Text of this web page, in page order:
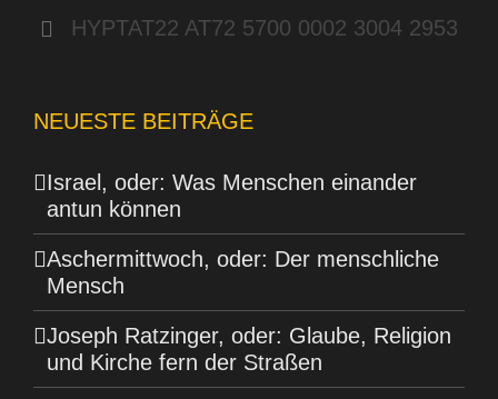
HYPTAT22 AT72 5700 0002 3004 2953
NEUESTE BEITRÄGE
Israel, oder: Was Menschen einander
antun können
Aschermittwoch, oder: Der menschliche
Mensch
Joseph Ratzinger, oder: Glaube, Religion
und Kirche fern der Straßen